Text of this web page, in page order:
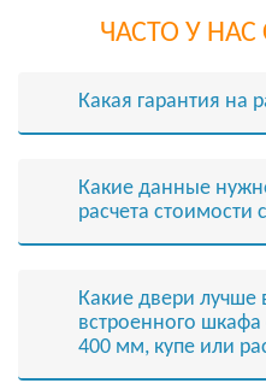
ЧАСТО У
Какая гарантия
Какие данные
расчета стоимости
Какие двери лучше
встроенного шкафа
400 мм, купе или